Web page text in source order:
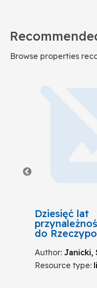
Browse properties
Dziesięć lat
do
Author: Janicki,
Resource type: